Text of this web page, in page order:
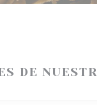
DE